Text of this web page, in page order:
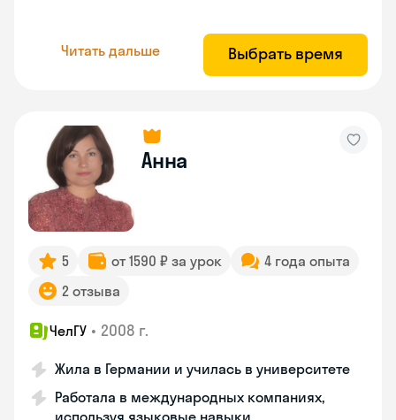
Читать дальше Выбрать время
Анна
5 от 1590 ₽ за урок
4 года опыта
2 отзыва
ЧелГУ • 2008 г.
Жила в Германии и училась в университете
Работала в международных компаниях,
используя языковые навыки